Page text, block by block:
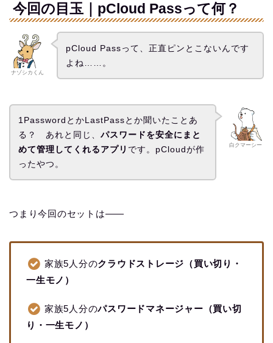
今回の目玉｜pCloud Passって何？
ナゾシカくん
pCloud Passって、正直ピンとこないんです
よね……。
白クマーシー
1PasswordとかLastPassとか聞いたことあ
る？ あれと同じ、 パスワードを安全にまと
めて管理してくれるアプリ です。pCloudが作
ったやつ。
つまり今回のセットは——
家族5人分のクラウドストレージ（買い切り・
一生モノ）
家族5人分のパスワードマネージャー（買い切
り・一生モノ）